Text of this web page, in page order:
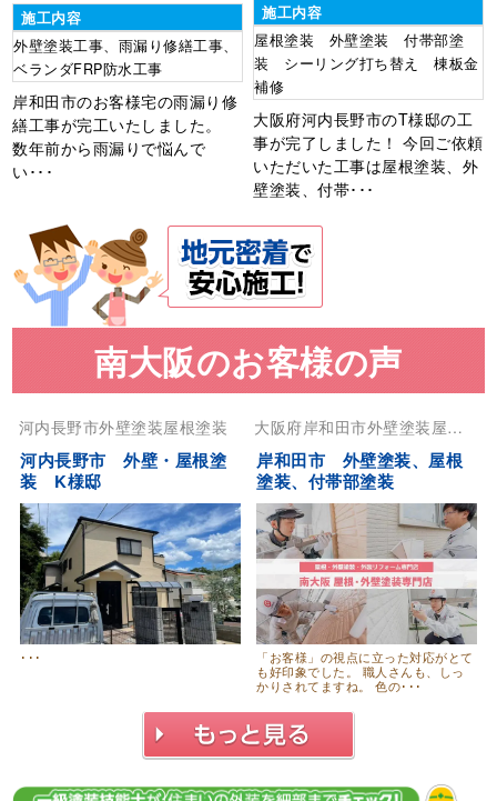
施工内容
外壁塗装工事、雨漏り修繕工事、
ベランダFRP防水工事
岸和田市のお客様宅の雨漏り修
繕工事が完工いたしました。
数年前から雨漏りで悩んで
い･･･
施工内容
屋根塗装 外壁塗装 付帯部塗
装 シーリング打ち替え 棟板金
補修
大阪府河内長野市のT様邸の工
事が完了しました！ 今回ご依頼
いただいた工事は屋根塗装、外
壁塗装、付帯･･･
南大阪のお客様の声
河内長野市外壁塗装屋根塗装
河内長野市 外壁・屋根塗
装 K様邸
･･･
大阪府岸和田市外壁塗装 屋根
塗装
岸和田市 外壁塗装、屋根
塗装、付帯部塗装
「お客様」の視点に立った対応がとて
も好印象でした。 職人さんも、しっ
かりされてますね。 色の･･･